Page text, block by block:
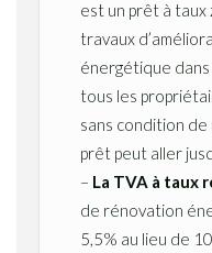
est un prêt à
travaux
énergétique
tous les
sans condition
prêt peut aller
– La TVA à taux
de rénovation
5,5% au lieu de